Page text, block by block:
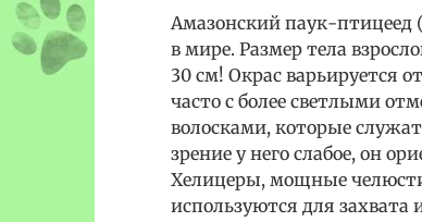
Амазонский паук-
в мире. Размер тела
30 см! Окрас варьируется
часто с более светлыми
волосками, которые
зрение у него слабое, он
Хелицеры, мощные
используются для